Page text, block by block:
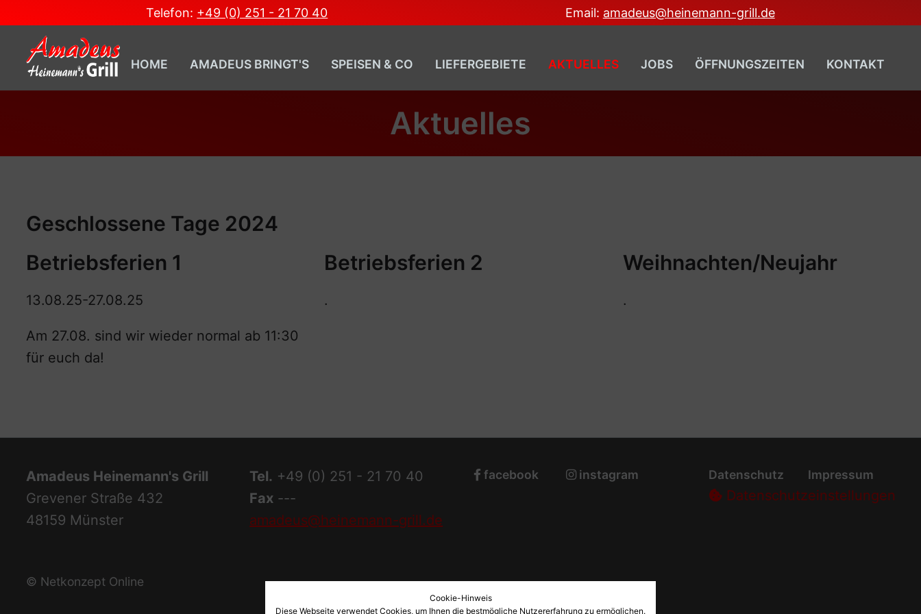
Telefon: +49 (0) 251 - 21 70 40 Email: amadeus@heinemann-grill.de
HOME AMADEUS BRINGT'S SPEISEN & CO LIEFERGEBIETE AKTUELLES JOBS ÖFFNUNGSZEITEN KONTAKT
Aktuelles
Geschlossene Tage 2024
Betriebsferien 1
13.08.25-27.08.25
Am 27.08. sind wir wieder normal ab 11:30
für euch da!
Betriebsferien 2
.
Weihnachten/Neujahr
.
Amadeus Heinemann's Grill
Grevener Straße 432
48159 Münster
Tel. +49 (0) 251 - 21 70 40
Fax ---
amadeus@heinemann-grill.de
facebook instagram Datenschutz Impressum
Datenschutz­einstellungen
© Netkonzept Online
Cookie-Hinweis
Diese Webseite verwendet Cookies, um Ihnen die bestmögliche Nutzererfahrung zu ermöglichen.